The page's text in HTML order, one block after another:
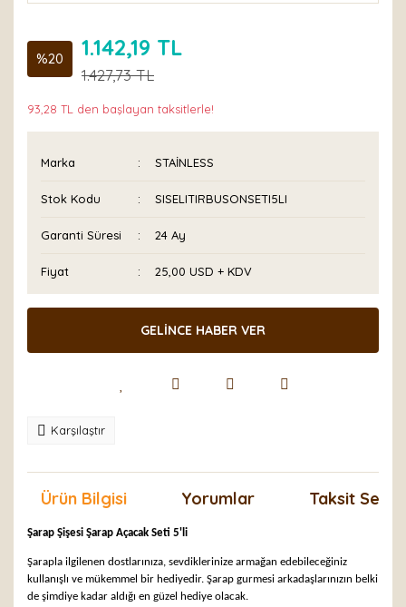
%20 1.142,19 TL
1.427,73 TL
93,28 TL den başlayan taksitlerle!
Marka STAİNLESS
Stok Kodu SISELITIRBUSONSETI5LI
Garanti Süresi 24 Ay
Fiyat 25,00 USD + KDV
GELİNCE HABER VER
Karşılaştır
Ürün Bilgisi Yorumlar Taksit
Şarap Şişesi Şarap Açacak Seti 5'li
Şarapla ilgilenen dostlarınıza, sevdiklerinize armağan edebileceğiniz
kullanışlı ve mükemmel bir hediyedir. Şarap gurmesi arkadaşlarınızın belki
de şimdiye kadar aldığı en güzel hediye olacak.